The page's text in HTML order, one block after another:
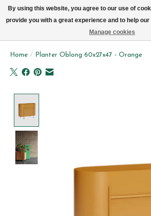
Home / Planter Oblong 60x27x47 - Orange
By using this website, you agree to our use of
provide you with a great experience and to help
Manage cookies